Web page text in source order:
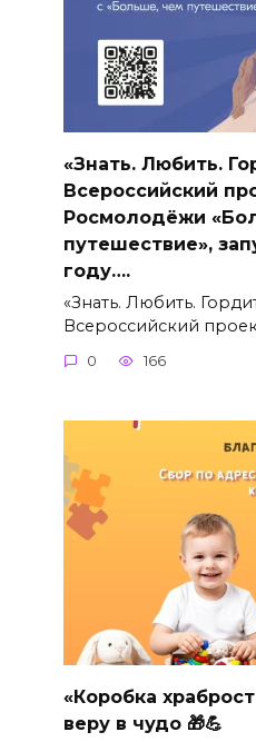
«Знать. Любить.
Всероссийский
Росмолодёжи
путешествие»,
году….
«Знать. Любить.
Всероссийский
0 166
«Коробка
веру в чудо 🎁💪